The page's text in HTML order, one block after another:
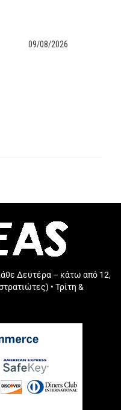
09/08/2026
Δευτέρα – κάτω από 12,
• Τρίτη &